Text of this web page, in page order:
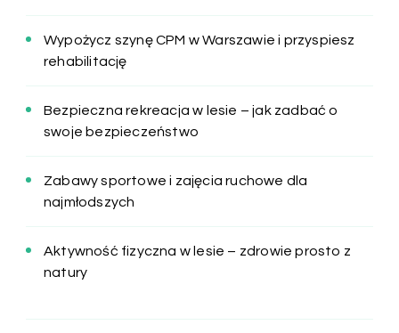
Wypożycz szynę CPM w Warszawie i przyspiesz
rehabilitację
Bezpieczna rekreacja w lesie – jak zadbać o
swoje bezpieczeństwo
Zabawy sportowe i zajęcia ruchowe dla
najmłodszych
Aktywność fizyczna w lesie – zdrowie prosto z
natury